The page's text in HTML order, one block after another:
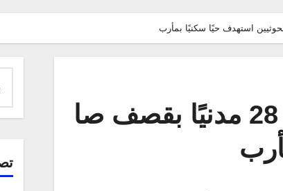
بينهم نساء وأطفال.. استشهاد وإصابة 28 مدنيًا بقصف صا